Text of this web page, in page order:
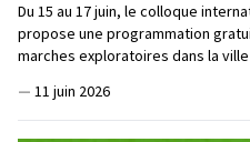
Du 15 au 17 juin, le colloque
propose une programmation
marches exploratoires dans la ville
— 11 juin 2026